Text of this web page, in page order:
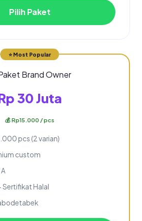
Pilih Paket
⭐ Most Popular
Brand Owner
30 Juta
💰 Rp15.000 / pcs
pcs (2 varian)
custom
Sertifikat Halal